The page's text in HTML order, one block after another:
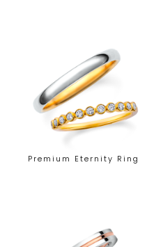
Premium Eternity Ring